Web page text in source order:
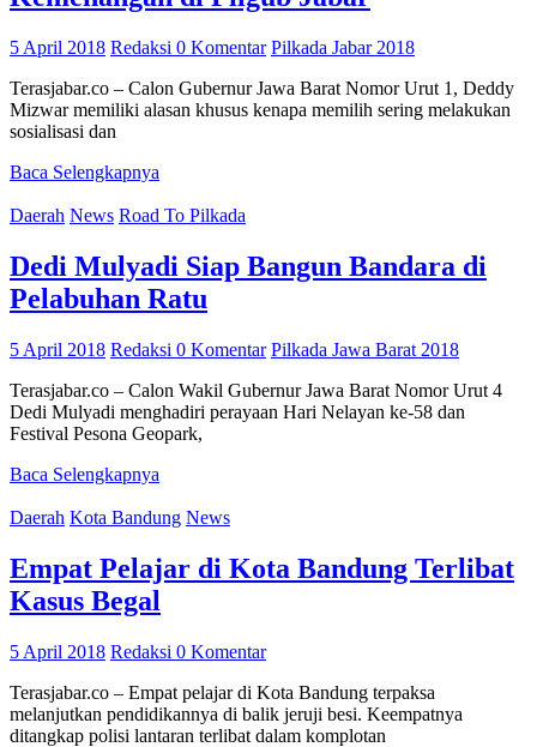
5 April 2018 Redaksi 0 Komentar Pilkada Jabar 2018
Terasjabar.co – Calon Gubernur Jawa Barat Nomor Urut 1, Deddy
Mizwar memiliki alasan khusus kenapa memilih sering melakukan
sosialisasi dan
Baca Selengkapnya
Daerah News Road To Pilkada
Dedi Mulyadi Siap Bangun Bandara di
Pelabuhan Ratu
5 April 2018 Redaksi 0 Komentar Pilkada Jawa Barat 2018
Terasjabar.co – Calon Wakil Gubernur Jawa Barat Nomor Urut 4
Dedi Mulyadi menghadiri perayaan Hari Nelayan ke-58 dan
Festival Pesona Geopark,
Baca Selengkapnya
Daerah Kota Bandung News
Empat Pelajar di Kota Bandung Terlibat
Kasus Begal
5 April 2018 Redaksi 0 Komentar
Terasjabar.co – Empat pelajar di Kota Bandung terpaksa
melanjutkan pendidikannya di balik jeruji besi. Keempatnya
ditangkap polisi lantaran terlibat dalam komplotan